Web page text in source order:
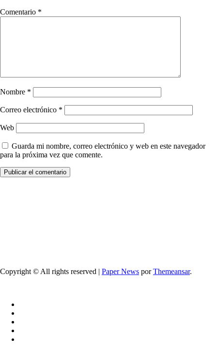
Comentario *
Nombre *
Correo electrónico *
Web
Guarda mi nombre, correo electrónico y web en este navegador
para la próxima vez que comente.
Copyright © All rights reserved | Paper News porThemeansar.